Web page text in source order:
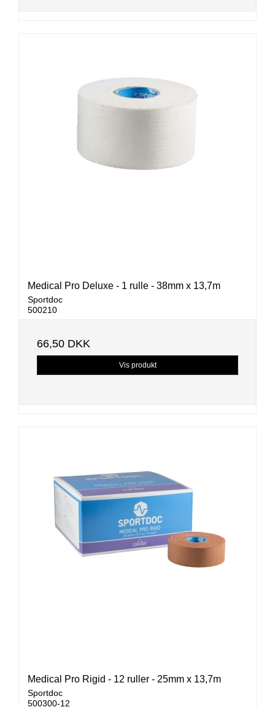
Medical Pro Deluxe - 1 rulle - 38mm x 13,7m
Sportdoc
500210
66,50 DKK
Vis produkt
Medical Pro Rigid - 12 ruller - 25mm x 13,7m
Sportdoc
500300-12